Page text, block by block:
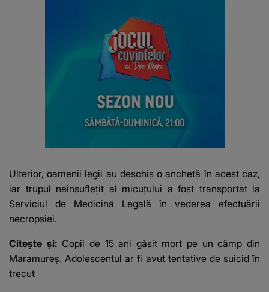
Ulterior, oamenii legii au deschis o anchetă în acest caz,
iar trupul neînsuflețit al micuțului a fost transportat la
Serviciul de Medicină Legală în vederea efectuării
necropsiei.
Citește și: Copil de 15 ani găsit mort pe un câmp din
Maramureș. Adolescentul ar fi avut tentative de suicid în
trecut